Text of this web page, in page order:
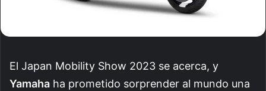
El Japan Mobility Show 2023 se acerca, y
Yamaha ha prometido sorprender al mundo una